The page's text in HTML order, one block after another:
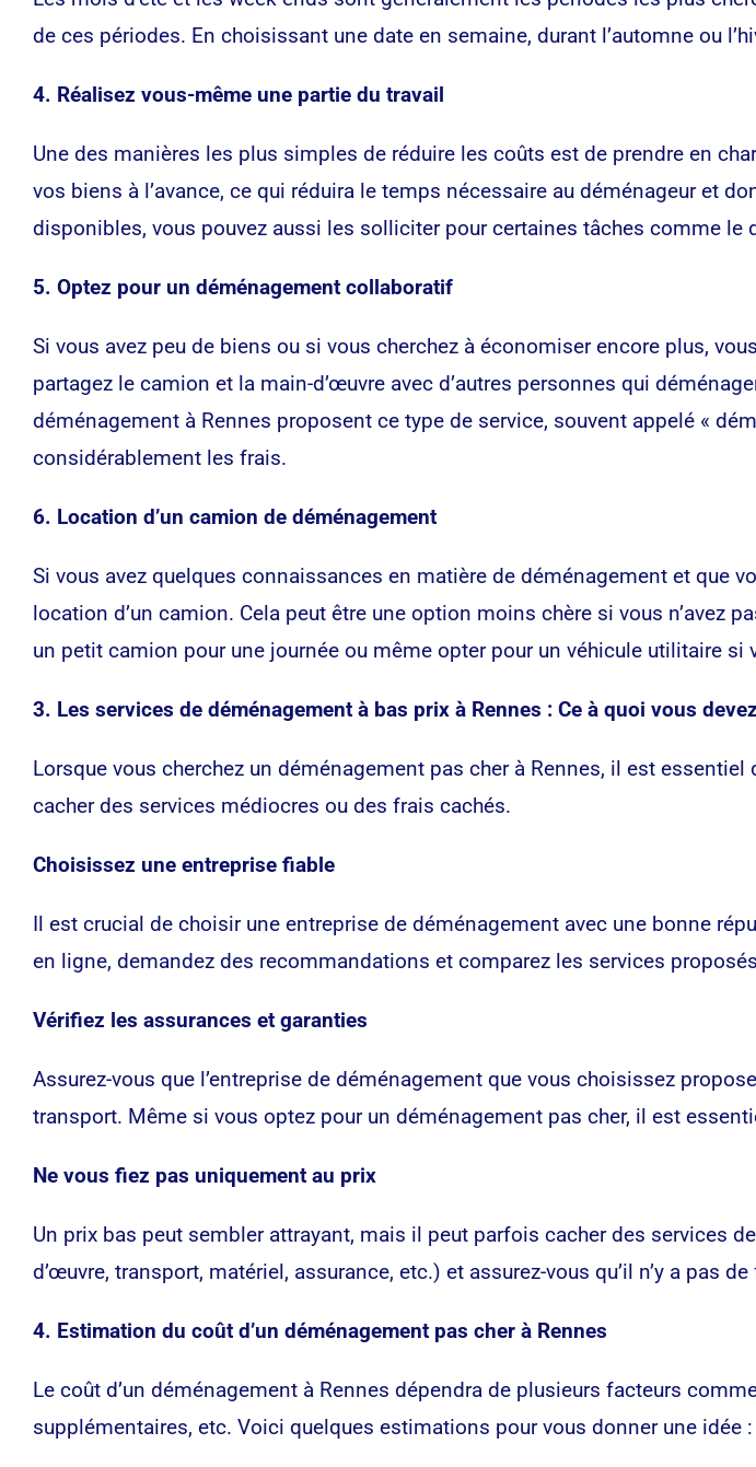
de ces périodes. En choisissant une date en semaine, durant l’automne ou
4. Réalisez vous-même une partie du travail
Une des manières les plus simples de réduire les coûts est de prendre en
vos biens à l’avance, ce qui réduira le temps nécessaire au déménageur et
disponibles, vous pouvez aussi les solliciter pour certaines tâches comme le
5. Optez pour un déménagement collaboratif
Si vous avez peu de biens ou si vous cherchez à économiser encore plus,
partagez le camion et la main-d’œuvre avec d’autres personnes qui
déménagement à Rennes proposent ce type de service, souvent appelé «
considérablement les frais.
6. Location d’un camion de déménagement
Si vous avez quelques connaissances en matière de déménagement et que
location d’un camion. Cela peut être une option moins chère si vous n’avez
un petit camion pour une journée ou même opter pour un véhicule utilitaire si
3. Les services de déménagement à bas prix à Rennes : Ce à quoi vous
Lorsque vous cherchez un déménagement pas cher à Rennes, il est
cacher des services médiocres ou des frais cachés.
Choisissez une entreprise fiable
Il est crucial de choisir une entreprise de déménagement avec une bonne
en ligne, demandez des recommandations et comparez les services
Vérifiez les assurances et garanties
Assurez-vous que l’entreprise de déménagement que vous choisissez
transport. Même si vous optez pour un déménagement pas cher, il est
Ne vous fiez pas uniquement au prix
Un prix bas peut sembler attrayant, mais il peut parfois cacher des services
d’œuvre, transport, matériel, assurance, etc.) et assurez-vous qu’il n’y a pas
4. Estimation du coût d’un déménagement pas cher à Rennes
Le coût d’un déménagement à Rennes dépendra de plusieurs facteurs
supplémentaires, etc. Voici quelques estimations pour vous donner une idée :